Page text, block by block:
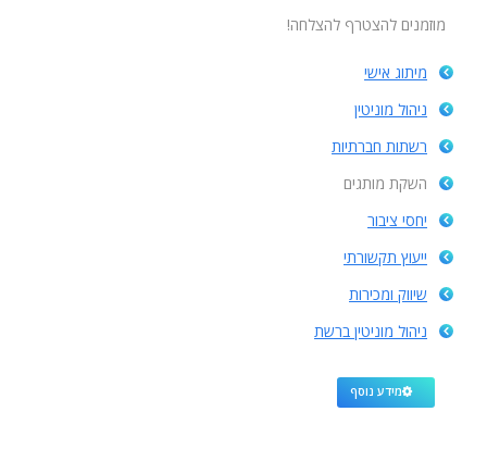
מוזמנים להצטרף להצלחה!
מיתוג אישי
ניהול מוניטין
רשתות חברתיות
השקת מותגים
יחסי ציבור
ייעוץ תקשורתי
שיווק ומכירות
ניהול מוניטין ברשת
מידע נוסף